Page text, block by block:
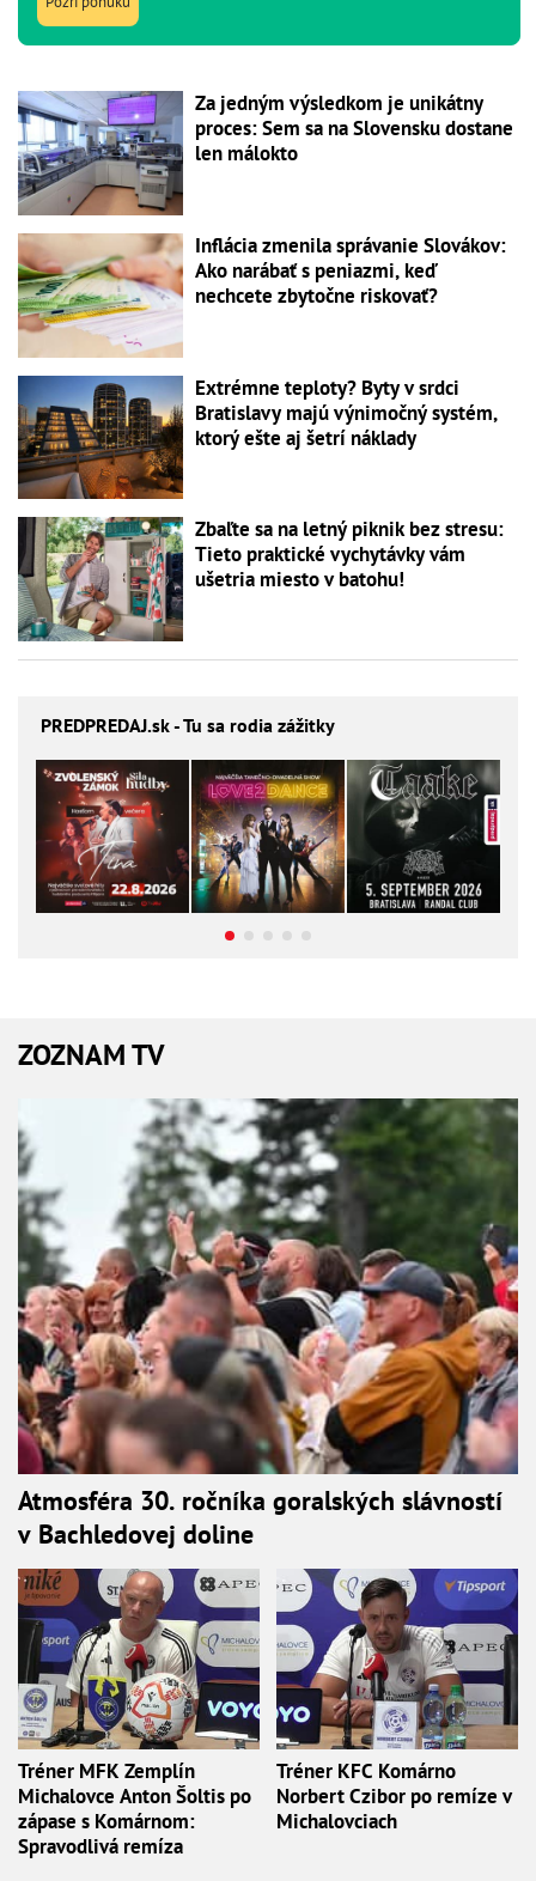
Za jedným výsledkom je unikátny
proces: Sem sa na Slovensku dostane
len málokto
Inflácia zmenila správanie Slovákov:
Ako narábať s peniazmi, keď
nechcete zbytočne riskovať?
Extrémne teploty? Byty v srdci
Bratislavy majú výnimočný systém,
ktorý ešte aj šetrí náklady
Zbaľte sa na letný piknik bez stresu:
Tieto praktické vychytávky vám
ušetria miesto v batohu!
PREDPREDAJ.sk - Tu sa rodia zážitky
ZOZNAM TV
Atmosféra 30. ročníka goralských slávností
v Bachledovej doline
Tréner MFK Zemplín
Michalovce Anton Šoltis po
zápase s Komárnom:
Spravodlivá remíza
Tréner KFC Komárno
Norbert Czibor po remíze v
Michalovciach